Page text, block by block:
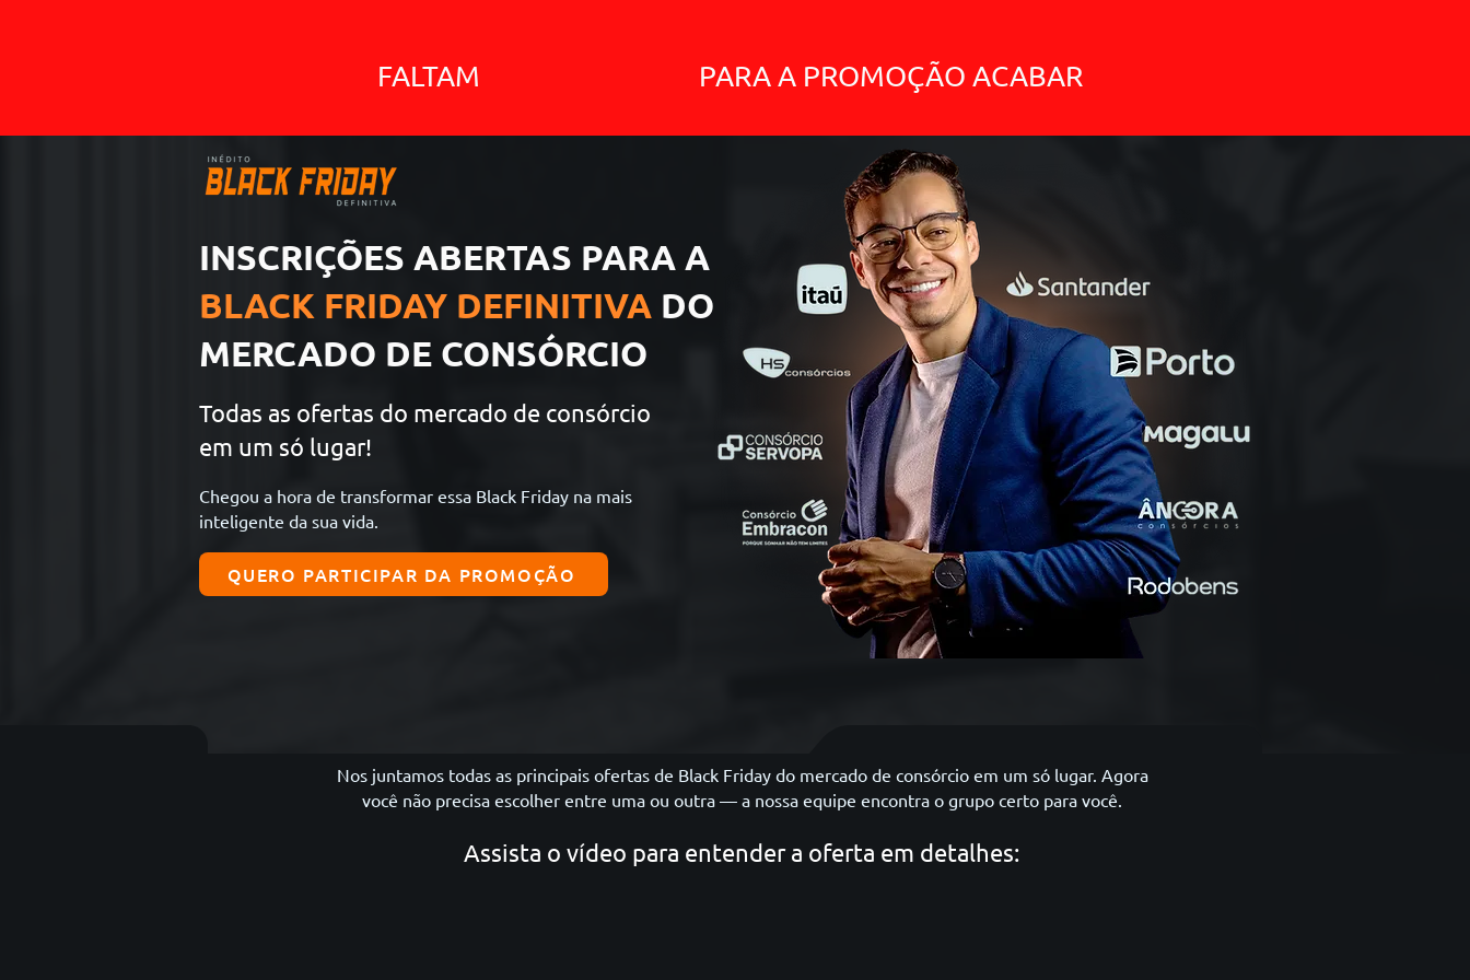
FALTAM PARA A PROMOÇÃO ACABAR
INSCRIÇÕES ABERTAS PARA A
BLACK FRIDAY DEFINITIVA DO
MERCADO DE CONSÓRCIO
Todas as ofertas do mercado de consórcio
em um só lugar!
Chegou a hora de transformar essa Black Friday na mais
inteligente da sua vida.
QUERO PARTICIPAR DA PROMOÇÃO
Nos juntamos todas as principais ofertas de Black Friday do mercado de consórcio em um só lugar. Agora
você não precisa escolher entre uma ou outra — a nossa equipe encontra o grupo certo para você.
Assista o vídeo para entender a oferta em detalhes: